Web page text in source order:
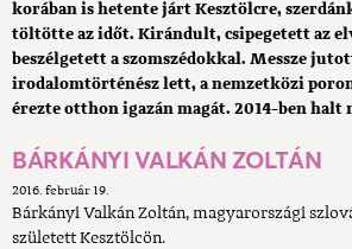
korában is hetente járt Kesztölcre,
töltötte az időt. Kirándult, csipegetett az
beszélgetett a szomszédokkal. Messze
irodalomtörténész lett, a nemzetközi
érezte otthon igazán magát. 2014-ben halt
BÁRKÁNYI VALKÁN ZOLTÁN
2016. február 19.
Bárkányi Valkán Zoltán, magyarországi
született Kesztölcön.